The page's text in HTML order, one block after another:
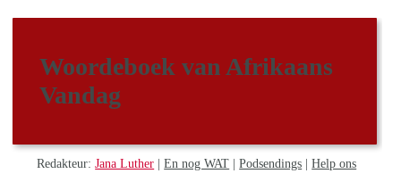
Woordeboek van Afrikaans
Vandag
Redakteur:Jana Luther |En nog WAT |Podsendings |Help ons